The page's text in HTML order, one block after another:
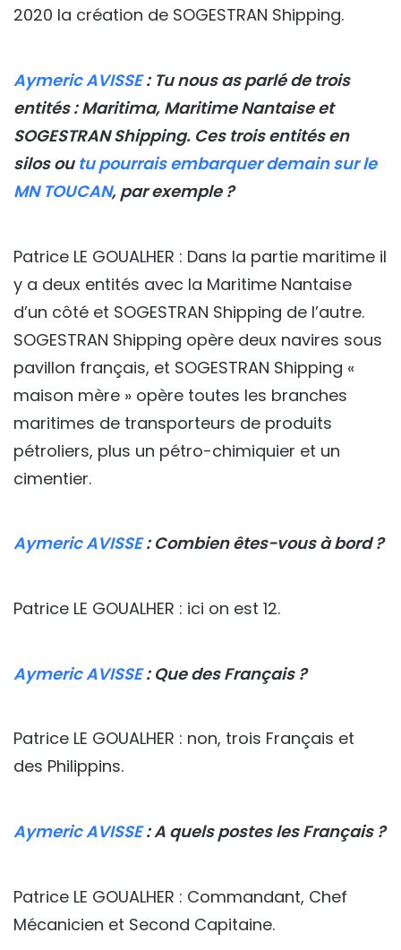
2020 la création de SOGESTRAN Shipping.
Aymeric AVISSE: Tu nous as parlé de trois
entités : Maritima, Maritime Nantaise et
SOGESTRAN Shipping. Ces trois entités en
silos ou tu pourrais embarquer demain sur le
MN TOUCAN, par exemple ?
Patrice LE GOUALHER : Dans la partie maritime il
y a deux entités avec la Maritime Nantaise
d’un côté et SOGESTRAN Shipping de l’autre.
SOGESTRAN Shipping opère deux navires sous
pavillon français, et SOGESTRAN Shipping «
maison mère » opère toutes les branches
maritimes de transporteurs de produits
pétroliers, plus un pétro-chimiquier et un
cimentier.
Aymeric AVISSE: Combien êtes-vous à bord ?
Patrice LE GOUALHER : ici on est 12.
Aymeric AVISSE: Que des Français ?
Patrice LE GOUALHER : non, trois Français et
des Philippins.
Aymeric AVISSE: A quels postes les Français ?
Patrice LE GOUALHER : Commandant, Chef
Mécanicien et Second Capitaine.